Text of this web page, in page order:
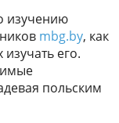
изучению
mbg.by, как
его.
польским